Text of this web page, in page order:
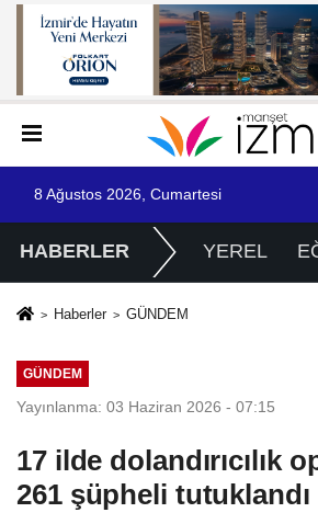
8 Ağustos 2026, Cumartesi
HABERLER YEREL
Haberler GÜNDEM
GÜNDEM
Yayınlanma: 03 Haziran 2026 - 07:15
17 ilde dolandırıcılık
261 şüpheli tutuklandı